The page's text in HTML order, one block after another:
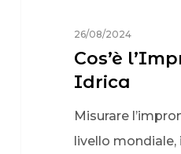
26/08/2024
Cos’è
Idrica
Misurare
livello mondiale,